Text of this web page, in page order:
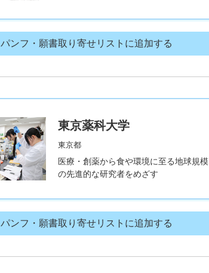
パンフ・願書取り寄せリストに追加する
東京薬科大学
東京都
医療・創薬から食や環境に至る地球規模
の先進的な研究者をめざす
パンフ・願書取り寄せリストに追加する